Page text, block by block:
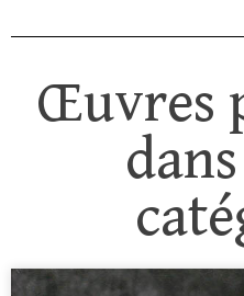
Œuvres